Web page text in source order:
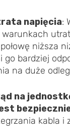
napięcia:
niższa
go bardziej
na duże
na
kabla i